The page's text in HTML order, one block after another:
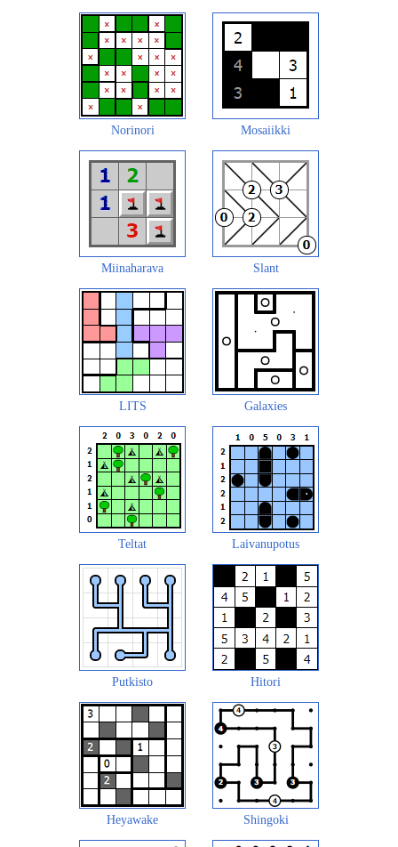
Norinori Mosaiikki
Miinaharava Slant
LITS Galaxies
Teltat Laivanupotus
Putkisto Hitori
Heyawake Shingoki